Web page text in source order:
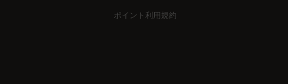
ポイント利用規約